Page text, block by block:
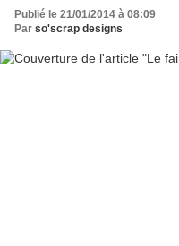
Publié le 21/01/2014 à 08:09
Par so'scrap designs